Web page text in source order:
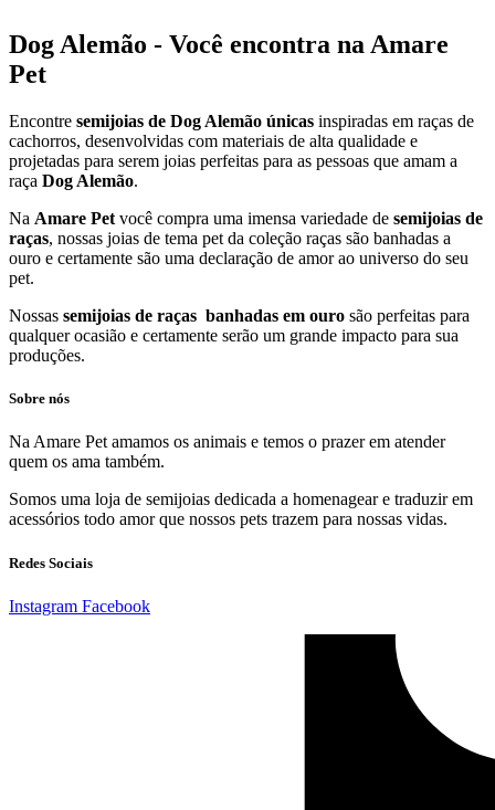
Dog Alemão - Você encontra na Amare
Pet
Encontre semijoias de Dog Alemão únicas inspiradas em raças de
cachorros, desenvolvidas com materiais de alta qualidade e
projetadas para serem joias perfeitas para as pessoas que amam a
raça Dog Alemão.
Na Amare Pet você compra uma imensa variedade de semijoias de
raças, nossas joias de tema pet da coleção raças são banhadas a
ouro e certamente são uma declaração de amor ao universo do seu
pet.
Nossas semijoias de raças banhadas em ouro são perfeitas para
qualquer ocasião e certamente serão um grande impacto para sua
produções.
Sobre nós
Na Amare Pet amamos os animais e temos o prazer em atender
quem os ama também.
Somos uma loja de semijoias dedicada a homenagear e traduzir em
acessórios todo amor que nossos pets trazem para nossas vidas.
Redes Sociais
Instagram Facebook